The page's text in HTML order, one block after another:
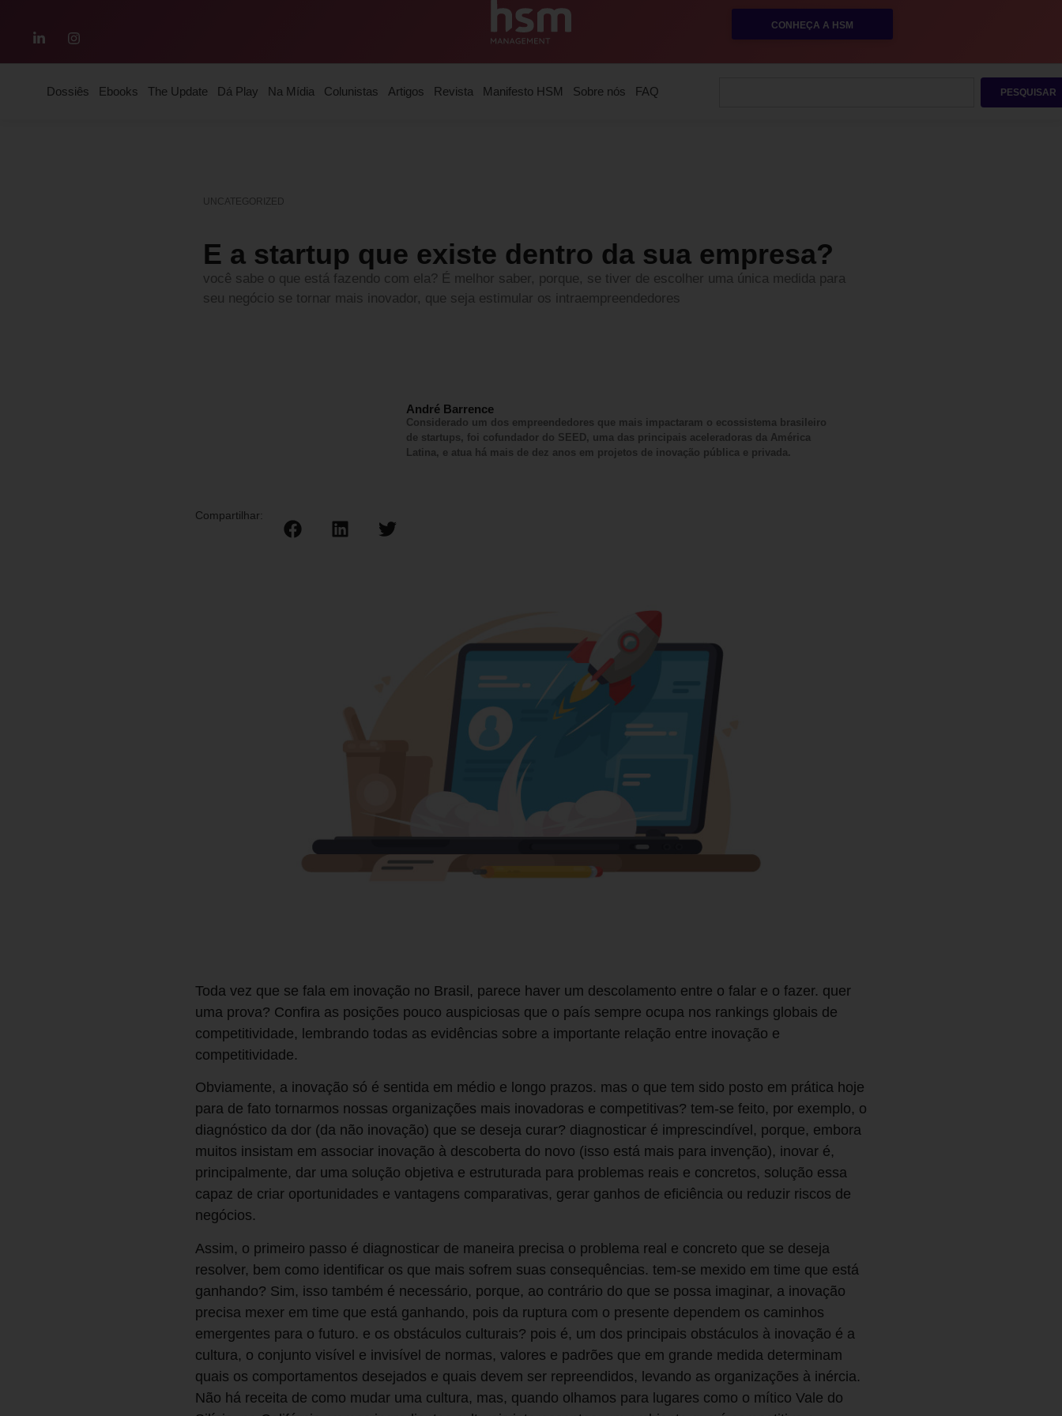
CONHEÇA A HSM
Dossiês Ebooks The Update Dá Play Na Mídia Colunistas Artigos Revista Manifesto HSM Sobre nós FAQ PESQUISAR
UNCATEGORIZED
E a startup que existe dentro da sua empresa?
você sabe o que está fazendo com ela? É melhor saber, porque, se tiver de escolher uma única medida para
seu negócio se tornar mais inovador, que seja estimular os intraempreendedores
André Barrence
Considerado um dos empreendedores que mais impactaram o ecossistema brasileiro
de startups, foi cofundador do SEED, uma das principais aceleradoras da América
Latina, e atua há mais de dez anos em projetos de inovação pública e privada.
Compartilhar:
Toda vez que se fala em inovação no Brasil, parece haver um descolamento entre o falar e o fazer. quer
uma prova? Confira as posições pouco auspiciosas que o país sempre ocupa nos rankings globais de
competitividade, lembrando todas as evidências sobre a importante relação entre inovação e
competitividade.
Obviamente, a inovação só é sentida em médio e longo prazos. mas o que tem sido posto em prática hoje
para de fato tornarmos nossas organizações mais inovadoras e competitivas? tem-se feito, por exemplo, o
diagnóstico da dor (da não inovação) que se deseja curar? diagnosticar é imprescindível, porque, embora
muitos insistam em associar inovação à descoberta do novo (isso está mais para invenção), inovar é,
principalmente, dar uma solução objetiva e estruturada para problemas reais e concretos, solução essa
capaz de criar oportunidades e vantagens comparativas, gerar ganhos de eficiência ou reduzir riscos de
negócios.
Assim, o primeiro passo é diagnosticar de maneira precisa o problema real e concreto que se deseja
resolver, bem como identificar os que mais sofrem suas consequências. tem-se mexido em time que está
ganhando? Sim, isso também é necessário, porque, ao contrário do que se possa imaginar, a inovação
precisa mexer em time que está ganhando, pois da ruptura com o presente dependem os caminhos
emergentes para o futuro. e os obstáculos culturais? pois é, um dos principais obstáculos à inovação é a
cultura, o conjunto visível e invisível de normas, valores e padrões que em grande medida determinam
quais os comportamentos desejados e quais devem ser repreendidos, levando as organizações à inércia.
Não há receita de como mudar uma cultura, mas, quando olhamos para lugares como o mítico Vale do